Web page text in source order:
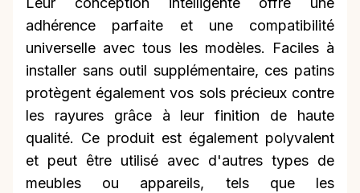
adhérence parfaite et une compatibilité
universelle avec tous les modèles. Faciles à
installer sans outil supplémentaire, ces patins
protègent également vos sols précieux contre
les rayures grâce à leur finition de haute
qualité. Ce produit est également polyvalent
et peut être utilisé avec d'autres types de
meubles ou appareils, tels que les